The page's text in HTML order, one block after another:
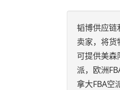
韬博供应链
卖家，将货
可提供美森
派，欧洲
拿大FBA空